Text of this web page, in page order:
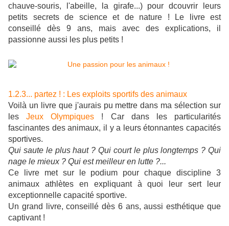
chauve-souris, l'abeille, la girafe...) pour dcouvrir leurs
petits secrets de science et de nature ! Le livre est
conseillé dès 9 ans, mais avec des explications, il
passionne aussi les plus petits !
1.2.3... partez ! : Les exploits sportifs des animaux
Voilà un livre que j'aurais pu mettre dans ma sélection sur
lesJeux Olympiques ! Car dans les particularités
fascinantes des animaux, il y a leurs étonnantes capacités
sportives.
Qui saute le plus haut ? Qui court le plus longtemps ? Qui
nage le mieux ? Qui est meilleur en lutte ?...
Ce livre met sur le podium pour chaque discipline 3
animaux athlètes en expliquant à quoi leur sert leur
exceptionnelle capacité sportive.
Un grand livre, conseillé dès 6 ans, aussi esthétique que
captivant !